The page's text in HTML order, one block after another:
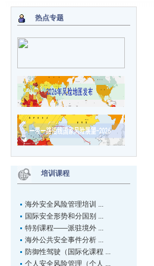
热点专题
培训课程
海外安全风险管理培训 ...
国际安全形势和分国别 ...
特别课程——派驻境外 ...
海外公共安全事件分析 ...
防御性驾驶（国际化课程 ...
个人安全风险管理（个人 ...